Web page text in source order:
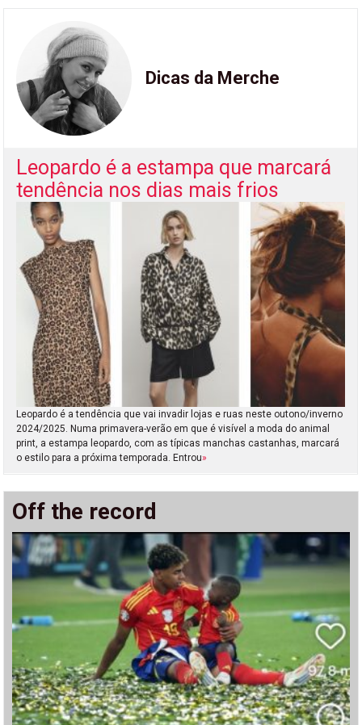
Dicas da Merche
Leopardo é a estampa que marcará
tendência nos dias mais frios
Leopardo é a tendência que vai invadir lojas e ruas neste outono/inverno
2024/2025. Numa primavera-verão em que é visível a moda do animal
print, a estampa leopardo, com as típicas manchas castanhas, marcará
o estilo para a próxima temporada. Entrou»
Off the record